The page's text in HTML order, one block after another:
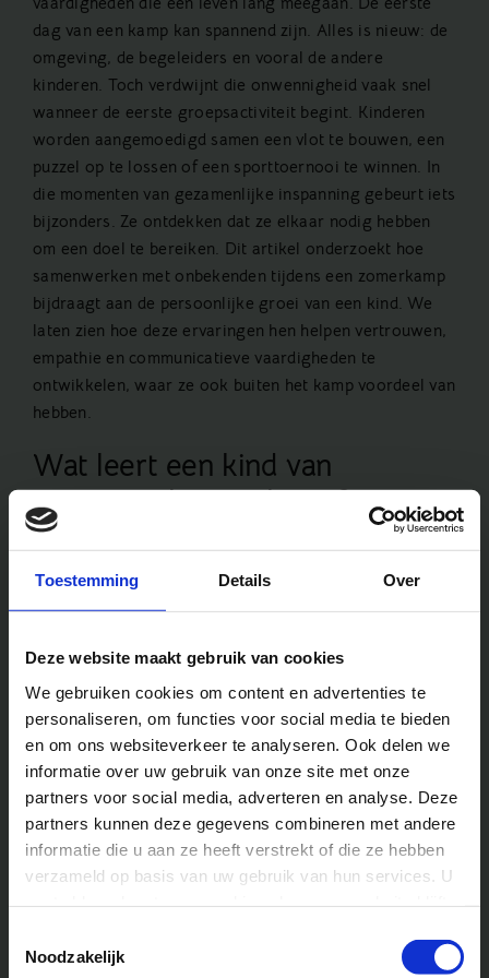
Toestemming Details Over
Deze website maakt gebruik van cookies
We gebruiken cookies om content en advertenties te
personaliseren, om functies voor social media te bieden
en om ons websiteverkeer te analyseren. Ook delen we
informatie over uw gebruik van onze site met onze
partners voor social media, adverteren en analyse. Deze
partners kunnen deze gegevens combineren met andere
informatie die u aan ze heeft verstrekt of die ze hebben
verzameld op basis van uw gebruik van hun services. U
Noodzakelijk
dag van een kamp kan spannend zijn. Alles is nieuw: de
omgeving, de begeleiders en vooral de andere
kinderen. Toch verdwijnt die onwennigheid vaak snel
wanneer de eerste groepsactiviteit begint. Kinderen
worden aangemoedigd samen een vlot te bouwen, een
puzzel op te lossen of een sporttoernooi te winnen. In
die momenten van gezamenlijke inspanning gebeurt iets
bijzonders. Ze ontdekken dat ze elkaar nodig hebben
om een doel te bereiken. Dit artikel onderzoekt hoe
samenwerken met onbekenden tijdens een zomerkamp
bijdraagt aan de persoonlijke groei van een kind. We
laten zien hoe deze ervaringen hen helpen vertrouwen,
empathie en communicatieve vaardigheden te
ontwikkelen, waar ze ook buiten het kamp voordeel van
hebben.
Wat leert een kind van
samenwerken op kamp?
Op onze zomerkampen, worden kinderen dagelijks
spellen uit te voeren. Dit proces is bewust ontworpen om
leren niet alleen nieuwe activiteiten, maar ook hoe ze
Vertrouwen opbouwen in een
nieuwe groep
Vertrouwen is de basis van elke succesvolle
samenwerking. Op kamp leren kinderen al snel dat ze op
anderen moeten kunnen rekenen. Denk aan een
aanwijzingen moeten opvolgen.